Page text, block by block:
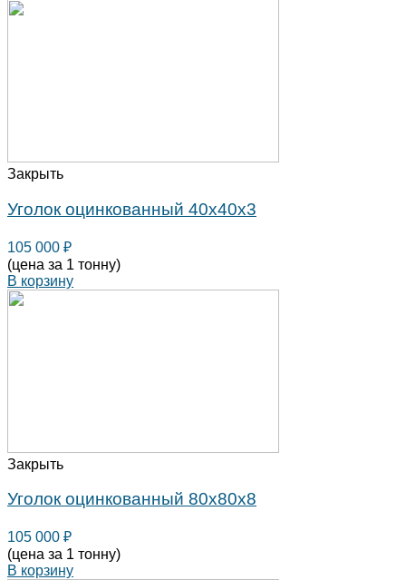
Закрыть
Уголок оцинкованный 40х40х3
105 000 ₽
(цена за 1 тонну)
В корзину
Закрыть
Уголок оцинкованный 80х80х8
105 000 ₽
(цена за 1 тонну)
В корзину